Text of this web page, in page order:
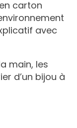
carton
avec
main, les
d’un bijou à